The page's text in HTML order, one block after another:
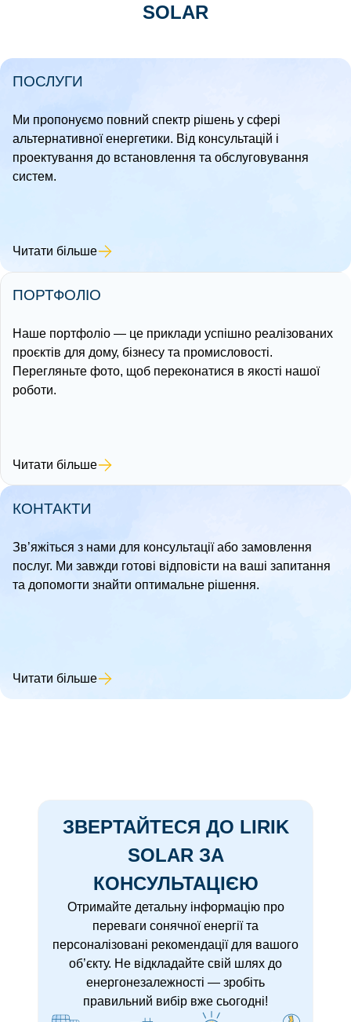
ЗВЕРТАЙТЕСЯ ДО LIRIK
SOLAR ЗА
КОНСУЛЬТАЦІЄЮ
Отримайте детальну інформацію про
переваги сонячної енергії та
персоналізовані рекомендації для вашого
об’єкту. Не відкладайте свій шлях до
енергонезалежності — зробіть
правильний вибір вже сьогодні!
SOLAR
ПОСЛУГИ
Ми пропонуємо повний спектр рішень у сфері
альтернативної енергетики. Від консультацій і
проектування до встановлення та обслуговування
систем.
Читати більше
ПОРТФОЛІО
Наше портфоліо — це приклади успішно реалізованих
проєктів для дому, бізнесу та промисловості.
Перегляньте фото, щоб переконатися в якості нашої
роботи.
Читати більше
КОНТАКТИ
Зв’яжіться з нами для консультації або замовлення
послуг. Ми завжди готові відповісти на ваші запитання
та допомогти знайти оптимальне рішення.
Читати більше